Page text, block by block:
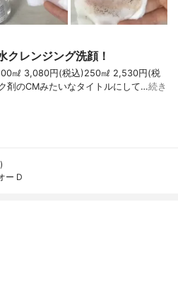
レンジング洗顔！
㎖ 3,080円(税込)250㎖ 2,530円(税
剤のCMみたいなタイトルにして…続き
ー D